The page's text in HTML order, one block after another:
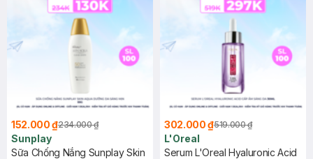
152.000 ₫234.000 ₫
Sunplay
Sữa Chống Nắng Sunplay Skin
302.000 ₫519.000 ₫
L'Oreal
Serum L'Oreal Hyaluronic Acid